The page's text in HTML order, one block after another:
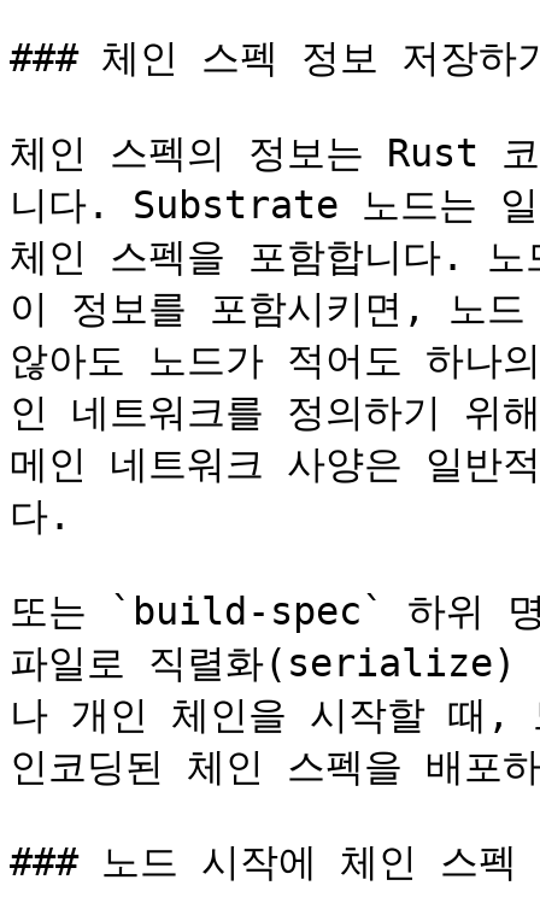
### 체인 스펙 정보 저장하
체인 스펙의 정보는 Rust
니다. Substrate 노드는 일
체인 스펙을 포함합니다.
이 정보를 포함시키면, 노
않아도 노드가 적어도 하나
인 네트워크를 정의하기 위
메인 네트워크 사양은 일반
다.
또는 `build-spec` 하위 명
파일로 직렬화(serialize)
나 개인 체인을 시작할 때,
인코딩된 체인 스펙을 배포
### 노드 시작에 체인 스펙